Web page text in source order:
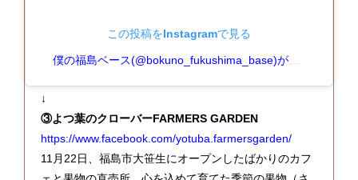
この投稿をInstagramで見る
↓
③よつ葉のクローバーFARMERS GARDEN
https://www.facebook.com/yotuba.farmersgarden/
11月22日、福島市大笹生にオープンしたばかりのカフ